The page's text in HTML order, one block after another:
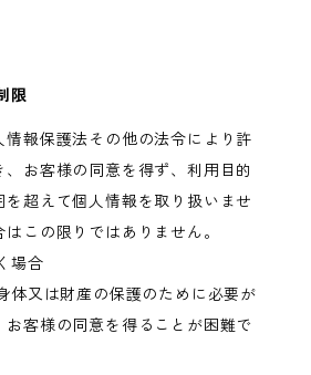
限
情報保護法その他の法令により許
お客様の同意を得ず、利用目的
を超えて個人情報を取り扱いませ
この限りではありません。
場合
体又は財産の保護のために必要が
お客様の同意を得ることが困難で